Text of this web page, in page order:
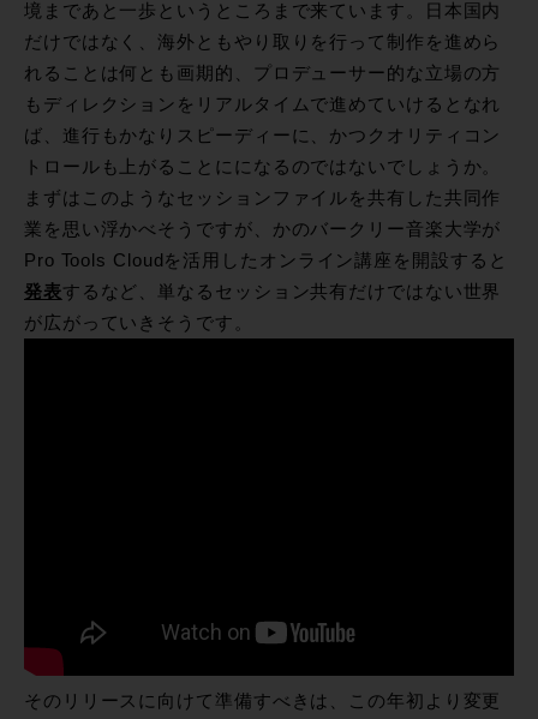
境まであと一歩というところまで来ています。日本国内
だけではなく、海外ともやり取りを行って制作を進めら
れることは何とも画期的、プロデューサー的な立場の方
もディレクションをリアルタイムで進めていけるとなれ
ば、進行もかなりスピーディーに、かつクオリティコン
トロールも上がることにになるのではないでしょうか。
まずはこのようなセッションファイルを共有した共同作
業を思い浮かべそうですが、かのバークリー音楽大学が
Pro Tools Cloudを活用したオンライン講座を開設すると
発表するなど、単なるセッション共有だけではない世界
が広がっていきそうです。
そのリリースに向けて準備すべきは、この年初より変更